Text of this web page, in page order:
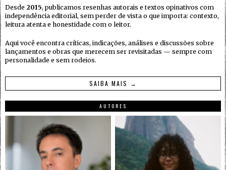
Desde 2015, publicamos resenhas autorais e textos opinativos com
independência editorial, sem perder de vista o que importa: contexto,
leitura atenta e honestidade com o leitor.
Aqui você encontra críticas, indicações, análises e discussões sobre
lançamentos e obras que merecem ser revisitadas — sempre com
personalidade e sem rodeios.
SAIBA MAIS →
AUTORES